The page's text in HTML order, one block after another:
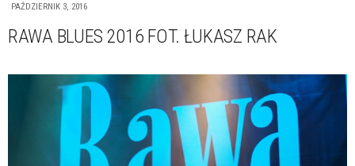
PAŹDZIERNIK 3, 2016
RAWA BLUES 2016 FOT. ŁUKASZ RAK